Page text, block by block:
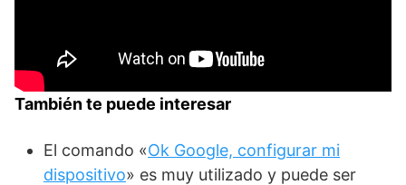
También te puede interesar
El comando «Ok Google, configurar mi
dispositivo» es muy utilizado y puede ser